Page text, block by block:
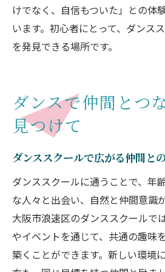
けでなく、自信もついた」との体
います。初心者にとって、ダンス
を発見できる場所です。
ダンスで仲間とつ
見つけて
ダンススクールで広がる仲間と
ダンススクールに通うことで、年
な人々と出会い、自然と仲間意識
大阪市浪速区のダンススクールで
やイベントを通じて、共通の趣味
築くことができます。新しい環境